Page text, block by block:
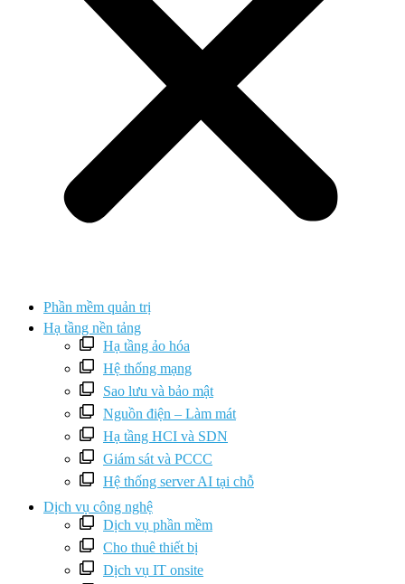
Phần mềm quản trị
Hạ tầng nền tảng
Hạ tầng ảo hóa
Hệ thống mạng
Sao lưu và bảo mật
Nguồn điện – Làm mát
Hạ tầng HCI và SDN
Giám sát và PCCC
Hệ thống server AI tại chỗ
Dịch vụ công nghệ
Dịch vụ phần mềm
Cho thuê thiết bị
Dịch vụ IT onsite